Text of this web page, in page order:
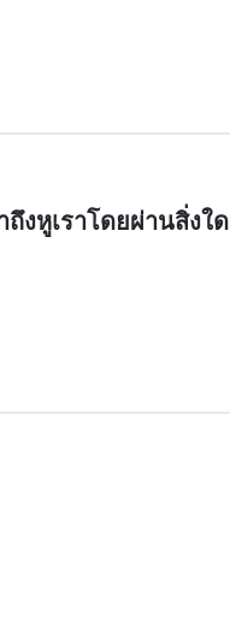
งหูเราโดยผ่านสิ่งใด